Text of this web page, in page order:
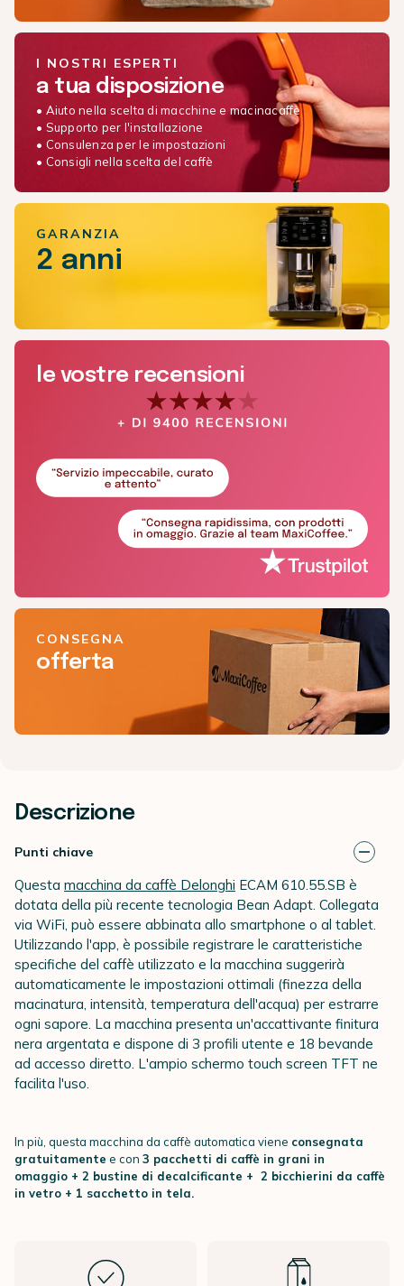
I NOSTRI ESPERTI
a tua disposizione
• Aiuto nella scelta di macchine e macinacaffè
• Supporto per l'installazione
• Consulenza per le impostazioni
• Consigli nella scelta del caffè
GARANZIA
2 anni
le vostre recensioni
CONSEGNA
offerta
Descrizione
Punti chiave
Questa macchina da caffè Delonghi ECAM 610.55.SB è
dotata della più recente tecnologia Bean Adapt. Collegata
via WiFi, può essere abbinata allo smartphone o al tablet.
Utilizzando l'app, è possibile registrare le caratteristiche
specifiche del caffè utilizzato e la macchina suggerirà
automaticamente le impostazioni ottimali (finezza della
macinatura, intensità, temperatura dell'acqua) per estrarre
ogni sapore. La macchina presenta un'accattivante finitura
nera argentata e dispone di 3 profili utente e 18 bevande
ad accesso diretto. L'ampio schermo touch screen TFT ne
facilita l'uso.
In più, questa macchina da caffè automatica viene consegnata
gratuitamente e con 3 pacchetti di caffè in grani in
omaggio + 2 bustine di decalcificante + 2 bicchierini da caffè
in vetro + 1 sacchetto in tela.